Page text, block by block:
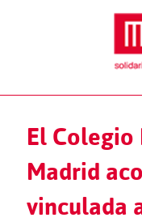
El Colegio
Madrid
vinculada